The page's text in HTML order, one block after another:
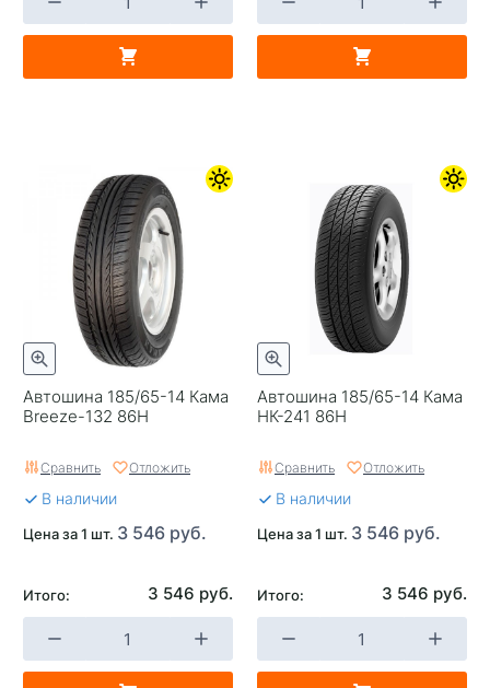
Автошина 185/65-14 Кама
Breeze-132 86H
Сравнить Отложить
В наличии
Цена за 1 шт. 3 546 руб.
Итого: 3 546 руб.
Автошина 185/65-14 Кама
НК-241 86Н
Сравнить Отложить
В наличии
Цена за 1 шт. 3 546 руб.
Итого: 3 546 руб.